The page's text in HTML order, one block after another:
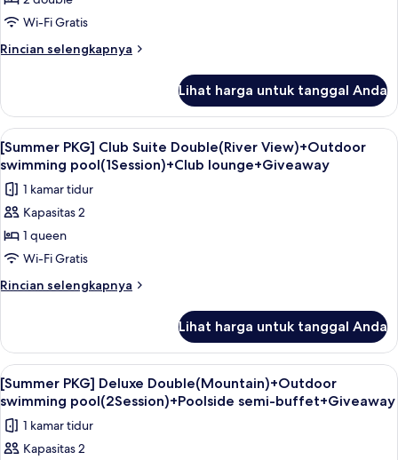
Club
Suite
swimming
pool(1Session)+Club
lounge+Giveaway
Wi-Fi Gratis
Rincian selengkapnya
Rincian
[Summer
PKG]
Club
Suite
Twin(Mountain
View)+Outdoor
swimming
pool(1Session)+Club
lounge+Giveaway
Lihat harga untuk tanggal Anda
Lihat
semua
foto
untuk
[Summer
PKG]
Club
Suite
swimming
pool(1Session)+Club
lounge+Giveaway
Seprai premium, minibar, brankas,
6
[Summer PKG] Club Suite Double(River View)+Outdoor
swimming pool(1Session)+Club lounge+Giveaway
1 kamar tidur
Kapasitas 2
1 queen
Wi-Fi Gratis
Rincian selengkapnya
Rincian
[Summer
PKG]
Club
Suite
Double(River
View)+Outdoor
swimming
Lihat harga untuk tanggal Anda
Lihat
semua
foto
untuk
[Summer
Seprai premium, minibar, brankas,
1
[Summer PKG] Deluxe Double(Mountain)+Outdoor
swimming pool(2Session)+Poolside semi-buffet+Giveaway
1 kamar tidur
Kapasitas 2